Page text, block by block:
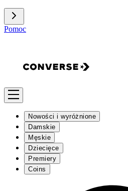
Pomoc
Nowości i wyróżnione
Damskie
Męskie
Dziecięce
Premiery
Coins